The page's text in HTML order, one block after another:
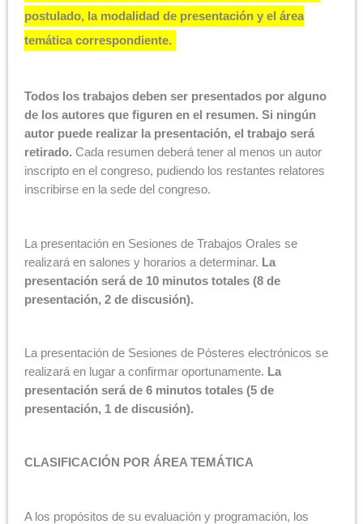
postulado, la modalidad de presentación y el área
temática correspondiente.
Todos los trabajos deben ser presentados por alguno
de los autores que figuren en el resumen. Si ningún
autor puede realizar la presentación, el trabajo será
retirado. Cada resumen deberá tener al menos un autor
inscripto en el congreso, pudiendo los restantes relatores
inscribirse en la sede del congreso.
La presentación en Sesiones de Trabajos Orales se
realizará en salones y horarios a determinar. La
presentación será de 10 minutos totales (8 de
presentación, 2 de discusión).
La presentación de Sesiones de Pósteres electrónicos se
realizará en lugar a confirmar oportunamente. La
presentación será de 6 minutos totales (5 de
presentación, 1 de discusión).
CLASIFICACIÓN POR ÁREA TEMÁTICA
A los propósitos de su evaluación y programación, los